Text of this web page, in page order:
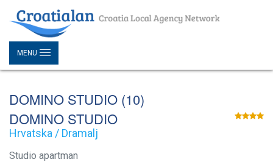
MENU
DOMINO STUDIO (10)
DOMINO STUDIO
Hrvatska / Dramalj
Studio apartman